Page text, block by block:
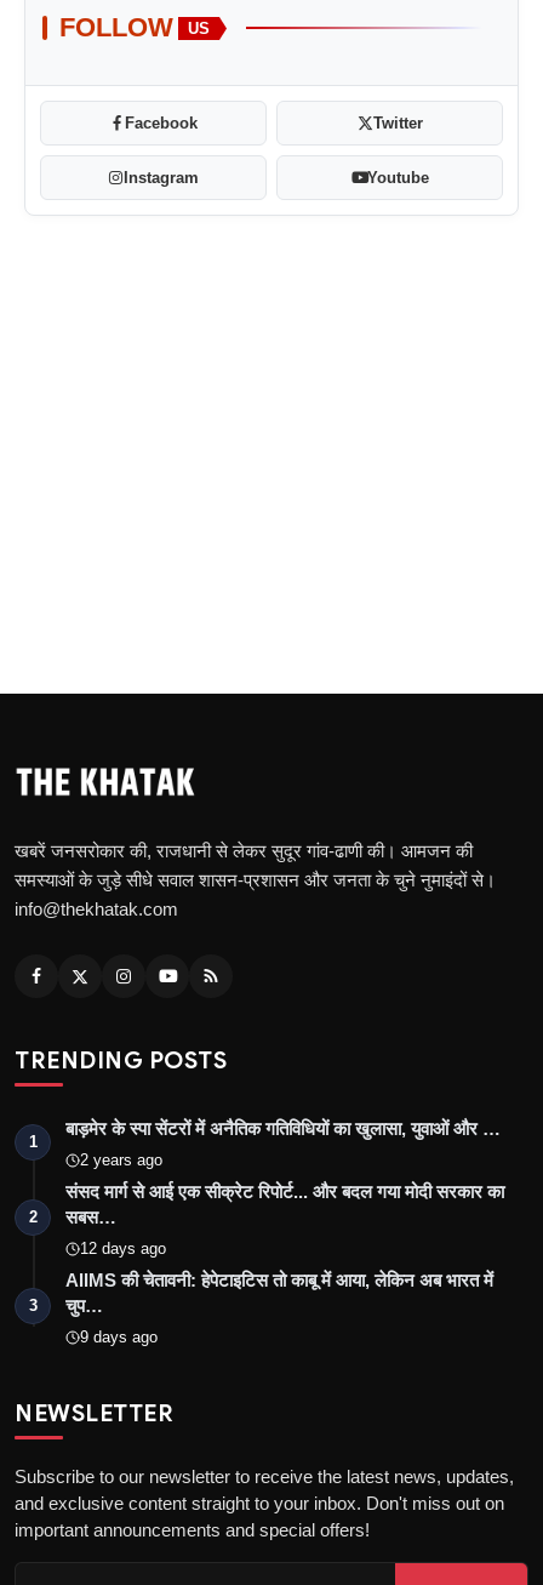
FOLLOW US
Facebook Twitter
Instagram Youtube
खबरें जनसरोकार की, राजधानी से लेकर सुदूर गांव-ढाणी की। आमजन की
समस्याओं के जुड़े सीधे सवाल शासन-प्रशासन और जनता के चुने नुमाइंदों से।
info@thekhatak.com
TRENDING POSTS
1
बाड़मेर के स्पा सेंटरों में अनैतिक गतिविधियों का खुलासा, युवाओं और …
2 years ago
2
संसद मार्ग से आई एक सीक्रेट रिपोर्ट... और बदल गया मोदी सरकार का
सबस…
12 days ago
3
AIIMS की चेतावनी: हेपेटाइटिस तो काबू में आया, लेकिन अब भारत में
चुप…
9 days ago
NEWSLETTER
Subscribe to our newsletter to receive the latest news, updates,
and exclusive content straight to your inbox. Don't miss out on
important announcements and special offers!